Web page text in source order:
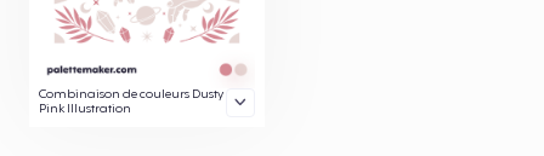
Combinaison de couleurs Dusty
Pink Illustration